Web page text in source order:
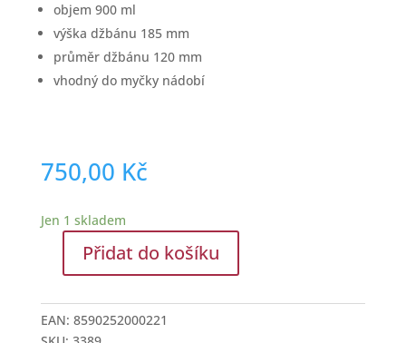
objem 900 ml
výška džbánu 185 mm
průměr džbánu 120 mm
vhodný do myčky nádobí
750,00 Kč
Jen 1 skladem
Porcelánový
s
fialkami
Přidat do košíku
EAN: 8590252000221